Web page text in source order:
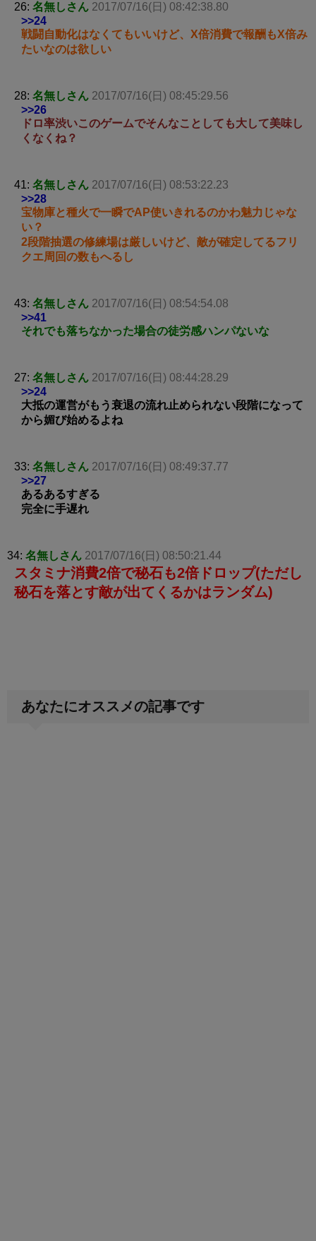
26: 名無しさん 2017/07/16(日) 08:42:38.80
>>24
戦闘自動化はなくてもいいけど、X倍消費で報酬もX倍み
たいなのは欲しい
28: 名無しさん 2017/07/16(日) 08:45:29.56
>>26
ドロ率渋いこのゲームでそんなことしても大して美味し
くなくね？
41: 名無しさん 2017/07/16(日) 08:53:22.23
>>28
宝物庫と種火で一瞬でAP使いきれるのかわ魅力じゃな
い？
2段階抽選の修練場は厳しいけど、敵が確定してるフリ
クエ周回の数もへるし
43: 名無しさん 2017/07/16(日) 08:54:54.08
>>41
それでも落ちなかった場合の徒労感ハンパないな
27: 名無しさん 2017/07/16(日) 08:44:28.29
>>24
大抵の運営がもう衰退の流れ止められない段階になって
から媚び始めるよね
33: 名無しさん 2017/07/16(日) 08:49:37.77
>>27
あるあるすぎる
完全に手遅れ
34: 名無しさん 2017/07/16(日) 08:50:21.44
スタミナ消費2倍で秘石も2倍ドロップ(ただし
秘石を落とす敵が出てくるかはランダム)
あなたにオススメの記事です